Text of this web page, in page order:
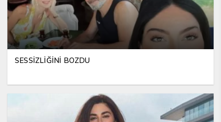
SESSİZLİĞİNİ BOZDU